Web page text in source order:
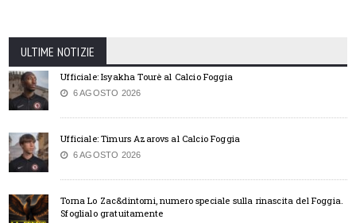
ULTIME NOTIZIE
Ufficiale: Isyakha Tourè al Calcio Foggia
6 AGOSTO 2026
Ufficiale: Timurs Azarovs al Calcio Foggia
6 AGOSTO 2026
Torna Lo Zac&dintorni, numero speciale sulla rinascita del Foggia.
Sfoglialo gratuitamente